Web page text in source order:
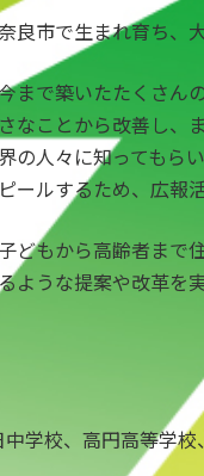
良市で生まれ育ち、
まで築いたたくさん
さなことから改善し、ま
界の人々に知ってもら
ピールするため、広報
子どもから高齢者まで
るような提案や改革を
学校、高円高等学